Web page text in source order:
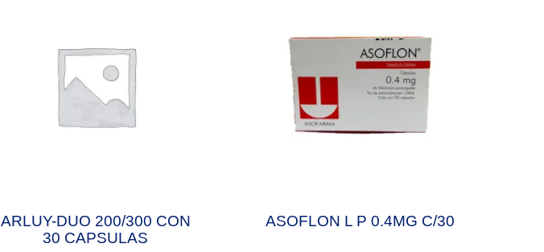
ARLUY-DUO 200/300 CON
30 CAPSULAS
ASOFLON L P 0.4MG C/30